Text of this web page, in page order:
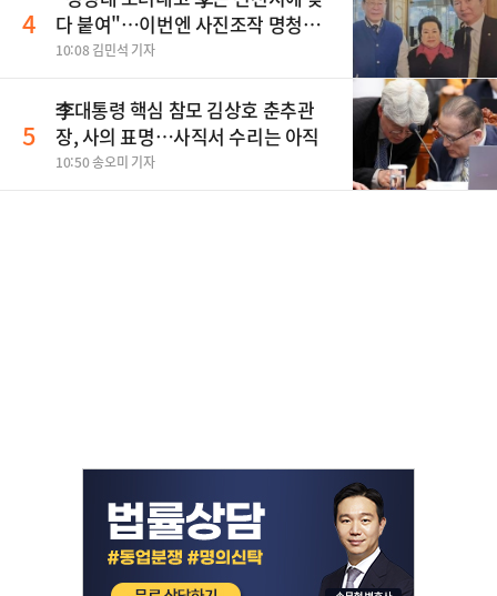
4
다 붙여"…이번엔 사진조작 명청대
전
10:08 김민석 기자
5
李대통령 핵심 참모 김상호 춘추관
장, 사의 표명…사직서 수리는 아직
10:50 송오미 기자